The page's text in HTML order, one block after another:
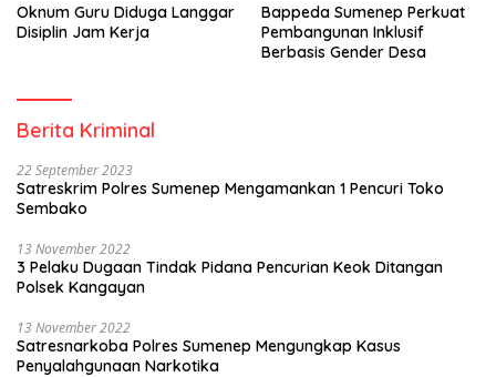
Oknum Guru Diduga Langgar
Disiplin Jam Kerja
Bappeda Sumenep Perkuat
Pembangunan Inklusif
Berbasis Gender Desa
Berita Kriminal
22 September 2023
Satreskrim Polres Sumenep Mengamankan 1 Pencuri Toko
Sembako
13 November 2022
3 Pelaku Dugaan Tindak Pidana Pencurian Keok Ditangan
Polsek Kangayan
13 November 2022
Satresnarkoba Polres Sumenep Mengungkap Kasus
Penyalahgunaan Narkotika